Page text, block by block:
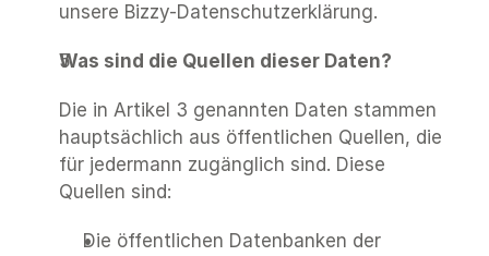
unsere Bizzy-Datenschutzerklärung.
Was sind die Quellen dieser Daten?
Die in Artikel 3 genannten Daten stammen
hauptsächlich aus öffentlichen Quellen, die
für jedermann zugänglich sind. Diese
Quellen sind:
Die öffentlichen Datenbanken der